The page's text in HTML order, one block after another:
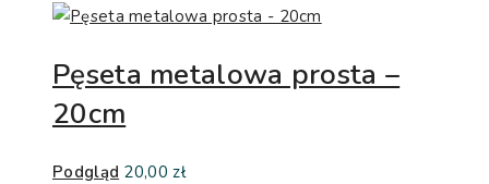
Pęseta metalowa prosta –
20cm
Podgląd 20,00zł